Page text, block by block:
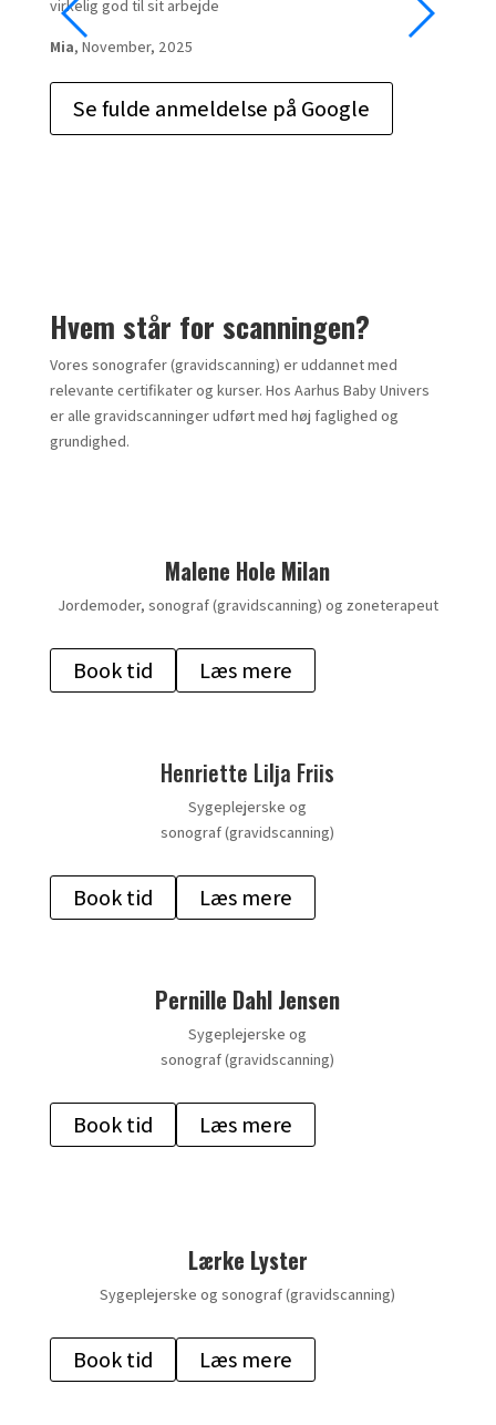
virkelig god til sit arbejde
Mia, November, 2025
Se fulde anmeldelse på Google
Hvem står for scanningen?
Vores sonografer (gravidscanning) er uddannet med
relevante certifikater og kurser. Hos Aarhus Baby Univers
er alle gravidscanninger udført med høj faglighed og
grundighed.
Malene Hole Milan
Jordemoder, sonograf (gravidscanning) og zoneterapeut
Book tid Læs mere
Henriette Lilja Friis
Sygeplejerske og
sonograf (gravidscanning)
Book tid Læs mere
Pernille Dahl Jensen
Sygeplejerske og
sonograf (gravidscanning)
Book tid Læs mere
Lærke Lyster
Sygeplejerske og sonograf (gravidscanning)
Book tid Læs mere